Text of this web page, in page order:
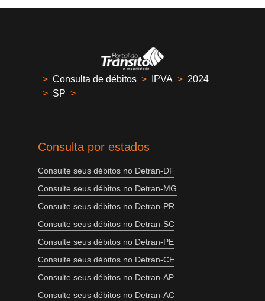
> Consulta de débitos > IPVA > 2024
> SP >
Consulta por estados
Consulte seus débitos no Detran-DF
Consulte seus débitos no Detran-MG
Consulte seus débitos no Detran-PR
Consulte seus débitos no Detran-SC
Consulte seus débitos no Detran-PE
Consulte seus débitos no Detran-CE
Consulte seus débitos no Detran-AP
Consulte seus débitos no Detran-AC